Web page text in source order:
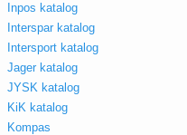
Inpos katalog
Interspar katalog
Intersport katalog
Jager katalog
JYSK katalog
KiK katalog
Kompas